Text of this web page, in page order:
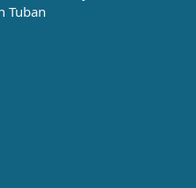
Tuban